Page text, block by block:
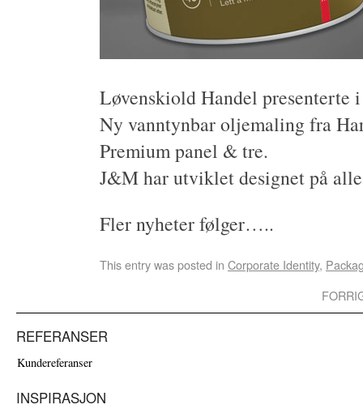
Løvenskiold Handel presenterte
Ny vanntynbar oljemaling fra
Premium panel & tre.
J&M har utviklet designet på
Fler nyheter følger…..
This entry was posted in Corporate Identity,
REFERANSER
Kundereferanser
INSPIRASJON